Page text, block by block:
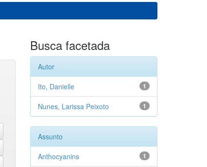
Busca facetada
Autor
1
Ito, Danielle
1
Nunes, Larissa Peixoto
Assunto
1
Anthocyanins